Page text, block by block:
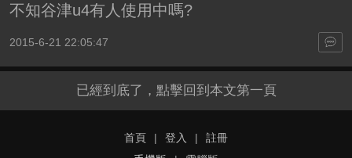
不知谷津u4有人使用中嗎?
2015-6-21 22:05:47
已經到底了，點擊回到本文第一頁
首頁 | 登入 |
註冊